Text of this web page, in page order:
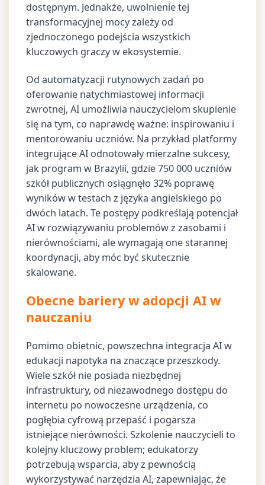
dostępnym. Jednakże, uwolnienie tej
transformacyjnej mocy zależy od
zjednoczonego podejścia wszystkich
kluczowych graczy w ekosystemie.
Od automatyzacji rutynowych zadań po
oferowanie natychmiastowej informacji
zwrotnej, AI umożliwia nauczycielom skupienie
się na tym, co naprawdę ważne: inspirowaniu i
mentorowaniu uczniów. Na przykład platformy
integrujące AI odnotowały mierzalne sukcesy,
jak program w Brazylii, gdzie 750 000 uczniów
szkół publicznych osiągnęło 32% poprawę
wyników w testach z języka angielskiego po
dwóch latach. Te postępy podkreślają potencjał
AI w rozwiązywaniu problemów z zasobami i
nierównościami, ale wymagają one starannej
koordynacji, aby móc być skutecznie
skalowane.
Obecne bariery w adopcji AI w
nauczaniu
Pomimo obietnic, powszechna integracja AI w
edukacji napotyka na znaczące przeszkody.
Wiele szkół nie posiada niezbędnej
infrastruktury, od niezawodnego dostępu do
internetu po nowoczesne urządzenia, co
pogłębia cyfrową przepaść i pogarsza
istniejące nierówności. Szkolenie nauczycieli to
kolejny kluczowy problem; edukatorzy
potrzebują wsparcia, aby z pewnością
wykorzystywać narzędzia AI, zapewniając, że